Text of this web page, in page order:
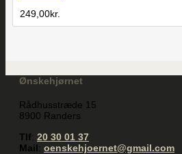
249,00kr.
Ønskehjørnet
Rådhusstræde 15
8900 Randers
Tlf: 20 30 01 37
Mail: oenskehjoernet@gmail.com